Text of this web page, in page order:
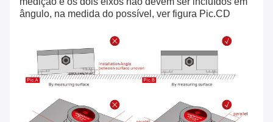
ângulo, na medida do possível, ver figura Pic.CD